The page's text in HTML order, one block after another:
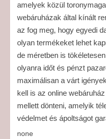
amelyek közül
webáruházak által kínált
az fog meg, hogy egyedi
olyan termékeket lehet
de méretben is
olyanra időt és pénzt
maximálisan a várt
kell is az online
mellett dönteni, amelyik
védelmet és ápoltságot
none